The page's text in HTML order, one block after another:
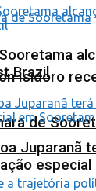
Isidoro
de
Brazil
Juparanã